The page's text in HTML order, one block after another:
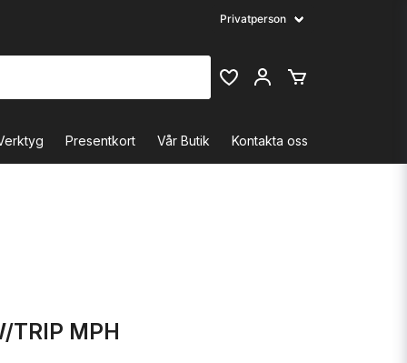
Presentkort Vår Butik Kontakta oss
TRIP MPH